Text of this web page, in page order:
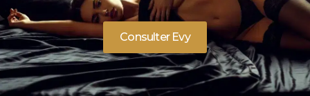
Consulter Evy